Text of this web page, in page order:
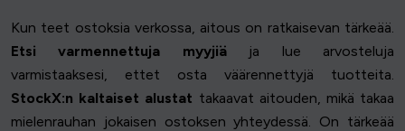
Kun teet ostoksia verkossa, aitous on ratkaisevan tärkeää.
Etsi varmennettuja myyjiäja lue arvosteluja
varmistaaksesi, ettet osta väärennettyjä tuotteita.
StockX:n kaltaiset alustat takaavat aitouden, mikä takaa
mielenrauhan jokaisen ostoksen yhteydessä. On tärkeää